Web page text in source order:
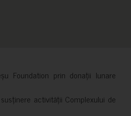
Foundation prin donații lunare
activității Complexului de